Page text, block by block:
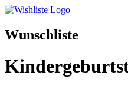
Wunschliste